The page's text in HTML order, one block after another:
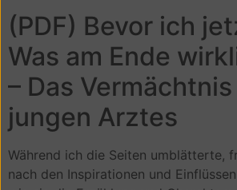
(PDF) Bevor ich
Was am Ende
– Das
jungen Arztes
Während ich die Seiten umblätterte,
nach den Inspirationen und